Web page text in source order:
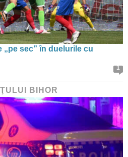
„pe sec” în duelurile cu
1
BIHOR